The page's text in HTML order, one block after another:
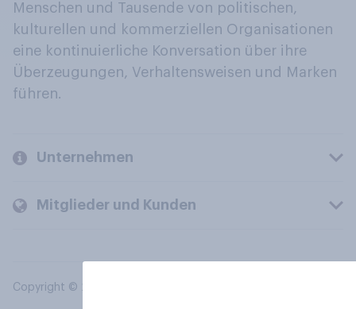
Menschen und Tausende von politischen,
kulturellen und kommerziellen Organisationen
eine kontinuierliche Konversation über ihre
Überzeugungen, Verhaltensweisen und Marken
führen.
Unternehmen
Mitglieder und Kunden
Copyright © 2026 YouGov PLC. Alle Rechte vorbehalten.